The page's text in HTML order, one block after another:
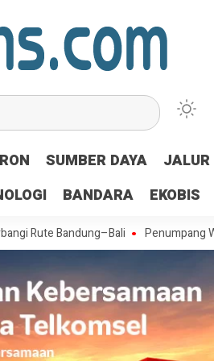
SUMBER DAYA JALUR
BANDARA EKOBIS
Penumpang Whoosh